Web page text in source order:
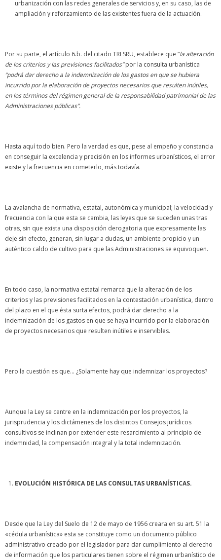
urbanización con las redes generales de servicios y, en su caso, las de
ampliación y reforzamiento de las existentes fuera de la actuación.
Por su parte, el artículo 6.b. del citado TRLSRU, establece que “la alteración
de los criterios y las previsiones facilitados”por la consulta urbanística
“podrá dar derecho a la indemnización de los gastos en que se hubiera
incurrido por la elaboración de proyectos necesarios que resulten inútiles,
en los términos del régimen general de la responsabilidad patrimonial de las
Administraciones públicas”.
Hasta aquí todo bien. Pero la verdad es que, pese al empeño y constancia
en conseguir la excelencia y precisión en los informes urbanísticos, el error
existe y la frecuencia en cometerlo, más todavía.
La avalancha de normativa, estatal, autonómica y municipal; la velocidad y
frecuencia con la que esta se cambia, las leyes que se suceden unas tras
otras, sin que exista una disposición derogatoria que expresamente las
deje sin efecto, generan, sin lugar a dudas, un ambiente propicio y un
auténtico caldo de cultivo para que las Administraciones se equivoquen.
En todo caso, la normativa estatal remarca que la alteración de los
criterios y las previsiones facilitados en la contestación urbanística, dentro
del plazo en el que ésta surta efectos, podrá dar derecho a la
indemnización de los gastos en que se haya incurrido por la elaboración
de proyectos necesarios que resulten inútiles e inservibles.
Pero la cuestión es que… ¿Solamente hay que indemnizar los proyectos?
Aunque la Ley se centre en la indemnización por los proyectos, la
jurisprudencia y los dictámenes de los distintos Consejos jurídicos
consultivos se inclinan por extender este resarcimiento al principio de
indemnidad, la compensación integral y la total indemnización.
EVOLUCIÓN HISTÓRICA DE LAS CONSULTAS URBANÍSTICAS.
Desde que la Ley del Suelo de 12 de mayo de 1956 creara en su art. 51 la
«cédula urbanística» esta se constituye como un documento público
administrativo creado por el legislador para dar cumplimiento al derecho
de información que los particulares tienen sobre el régimen urbanístico de